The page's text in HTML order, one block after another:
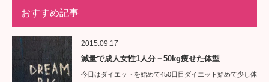
おすすめ記事
2015.09.17
減量で成人女性1人分－50kg痩せた体型
今日はダイエットを始めて450日目ダイエット始めて少し体